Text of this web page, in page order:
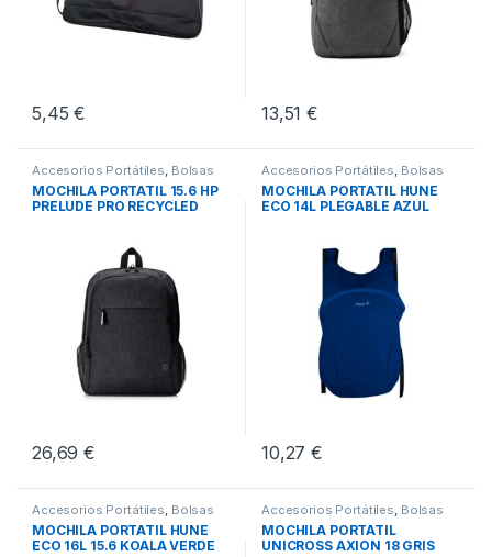
5,45€ 13,51€
Accesorios Portátiles, Bolsas
Transporte Portátiles, Movilidad
MOCHILA PORTATIL 15.6 HP
PRELUDE PRO RECYCLED
26,69€
Accesorios Portátiles, Bolsas
Transporte Portátiles, Movilidad
MOCHILA PORTATIL HUNE
ECO 14L PLEGABLE AZUL
10,27€
Accesorios Portátiles, Bolsas
Transporte Portátiles, Movilidad
MOCHILA PORTATIL HUNE
ECO 16L 15.6 KOALA VERDE
Accesorios Portátiles, Bolsas
Transporte Portátiles,
MOCHILA PORTATIL
UNICROSS AXION 18 GRIS